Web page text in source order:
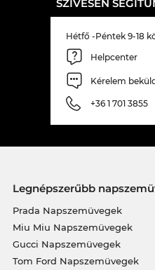
SZÍVESEN
Hétfő -Péntek 9-18
Helpcenter
Kérelem
+36 1 701 3855
Legnépszerűbb
Prada Napszemüvegek
Miu Miu Napszemüvegek
Gucci Napszemüvegek
Tom Ford Napszemüvegek